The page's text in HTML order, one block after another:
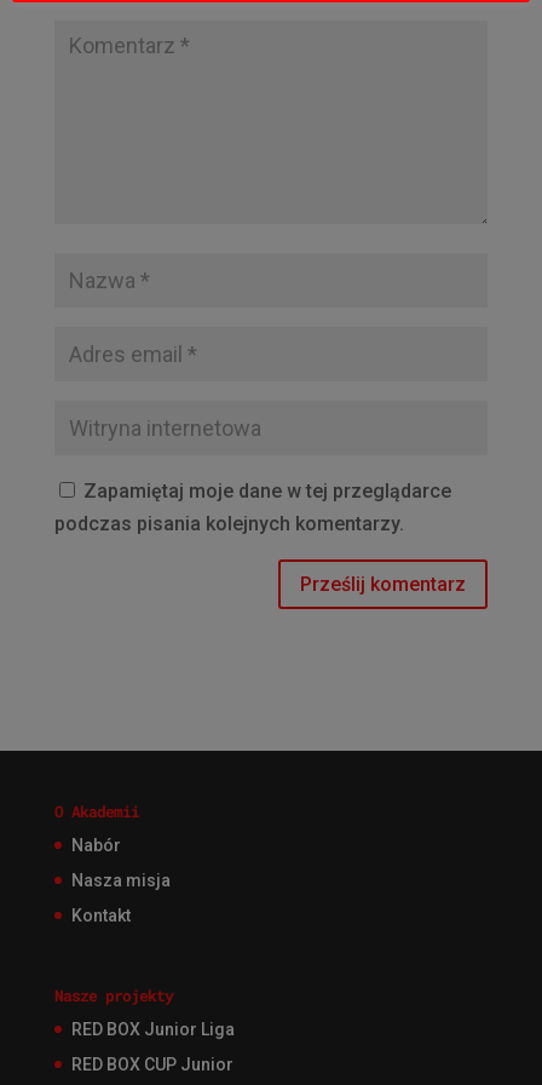
Zapamiętaj moje dane w tej przeglądarce
podczas pisania kolejnych komentarzy.
O Akademii
Nabór
Nasza misja
Kontakt
Nasze projekty
RED BOX Junior Liga
RED BOX CUP Junior